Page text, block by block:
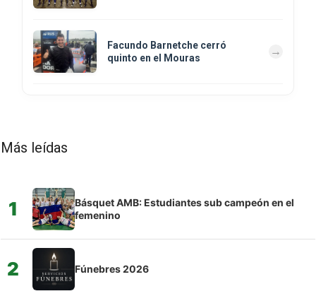
Facundo Barnetche cerró
quinto en el Mouras
Más leídas
1
Básquet AMB: Estudiantes sub campeón en el
femenino
2 Fúnebres 2026